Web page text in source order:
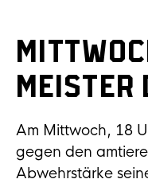
Meister
Am Mittwoch, 18
gegen den
Abwehrstärke